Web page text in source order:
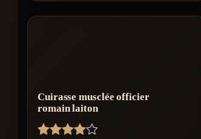
Cuirasse musclée officier
romain laiton